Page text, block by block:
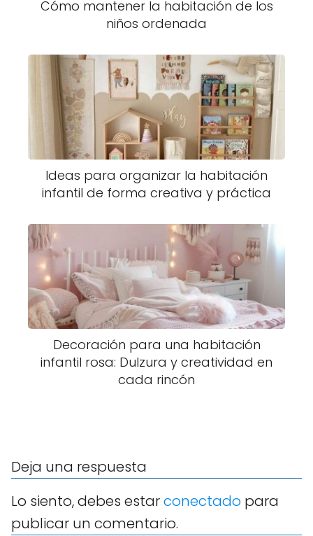
Cómo mantener la habitación de los
niños ordenada
Ideas para organizar la habitación
infantil de forma creativa y práctica
Decoración para una habitación
infantil rosa: Dulzura y creatividad en
cada rincón
Deja una respuesta
Lo siento, debes estarconectado para
publicar un comentario.